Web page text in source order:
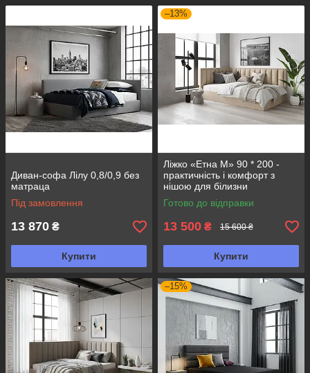
Диван-софа Лілу 0,8/0,9 без
матраца
Під замовлення
13 870 ₴
Купити
–13%
Ліжко «Етна М» 90 * 200 -
практичність і комфорт з
нішою для білизни
Готово до відправки
13 500 ₴ 15 600 ₴
Купити
–15%